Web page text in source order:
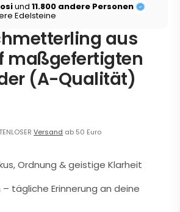
und11.800 andere Personen
Edelsteine
aus
maßgefertigten
(A-Qualität)
Versand ab 50 Euro
Ordnung & geistige Klarheit
tägliche Erinnerung an deine